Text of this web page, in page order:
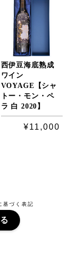
西伊豆海底熟成
ワイン
VOYAGE【シャ
トー・モン・ペ
ラ 白 2020】
¥11,000
基づく表記